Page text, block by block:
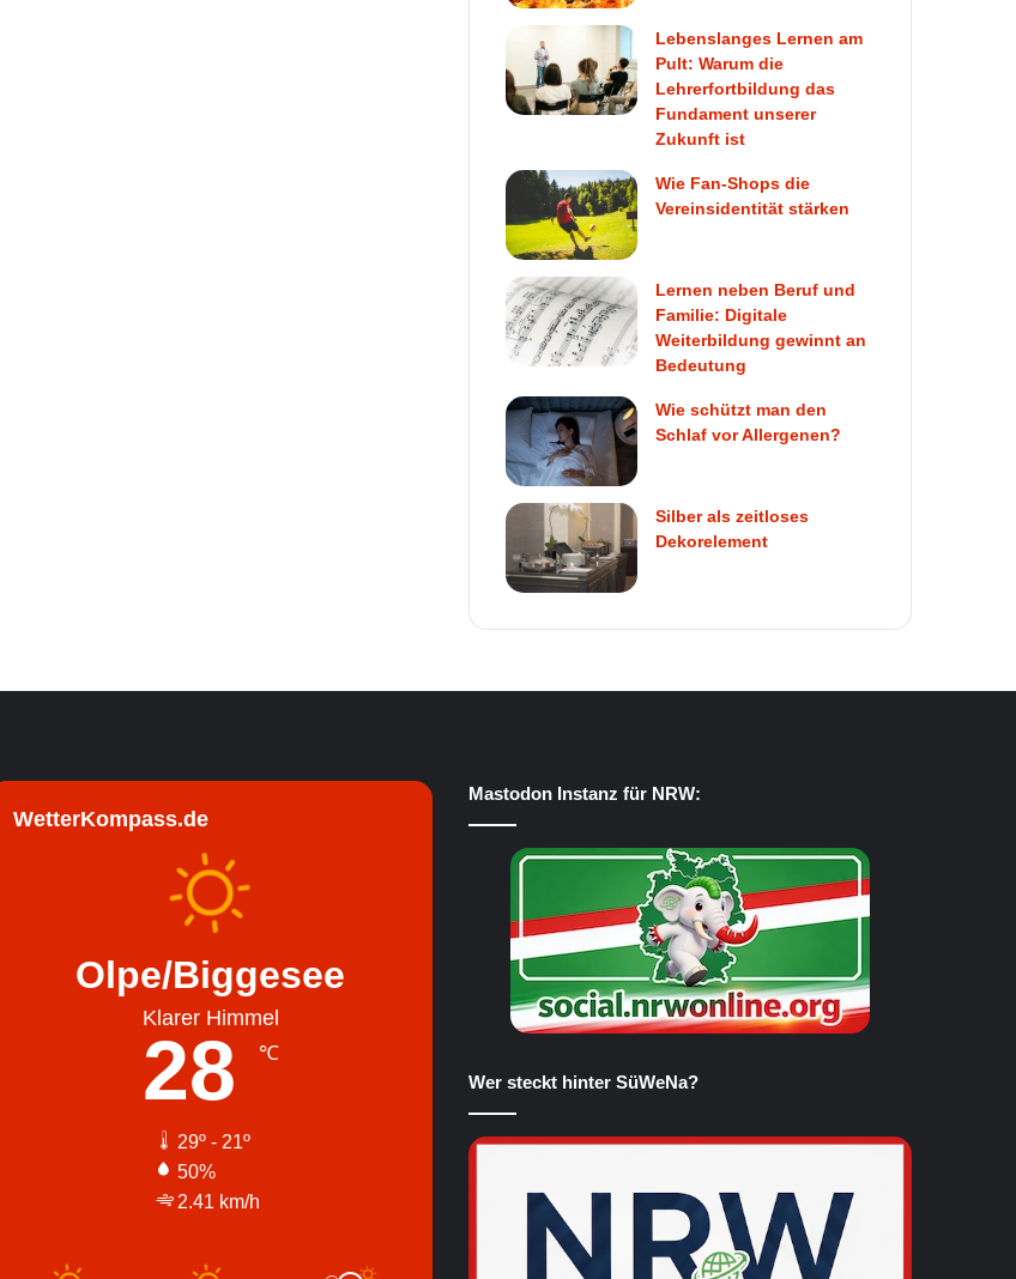
Lebenslanges Lernen am
Pult: Warum die
Lehrerfortbildung das
Fundament unserer
Zukunft ist
Wie Fan-Shops die
Vereinsidentität stärken
Lernen neben Beruf und
Familie: Digitale
Weiterbildung gewinnt an
Bedeutung
Wie schützt man den
Schlaf vor Allergenen?
Silber als zeitloses
Dekorelement
WetterKompass.de
Olpe/Biggesee
Klarer Himmel
28 ℃
29º - 21º
50%
2.41 km/h
Mastodon Instanz für NRW:
Wer steckt hinter SüWeNa?